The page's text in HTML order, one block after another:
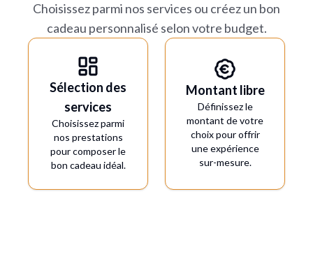
Choisissez parmi nos services ou créez un bon
cadeau personnalisé selon votre budget.
Sélection des
services
Choisissez parmi
nos prestations
pour composer le
bon cadeau idéal.
Montant libre
Définissez le
montant de votre
choix pour offrir
une expérience
sur-mesure.